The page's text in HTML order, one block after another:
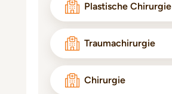
Plastische Chirurgie
Traumachirurgie
Chirurgie